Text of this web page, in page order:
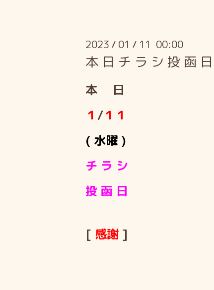
2023 / 01 / 11 00:00
本 日 チ ラ シ 投 函 日
本 日
１ /１１
( 水曜 )
チ ラ シ
投 函 日
[ 感謝 ]